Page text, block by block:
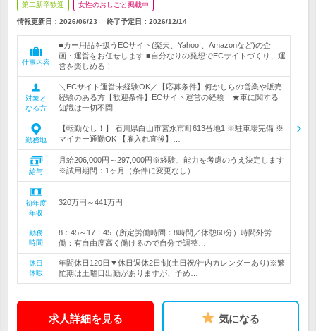
第二新卒歓迎 女性のおしごと掲載中
情報更新日：2026/06/23 終了予定日： 2026/12/14
仕事内容
■カー用品を扱うECサイト(楽天、Yahoo!、Amazonなど)の企
画・運営をお任せします ■自分なりの発想でECサイトづくり、運
営を楽しめる！
対象と
なる方
＼ECサイト運営未経験OK／【応募条件】何かしらの営業や販売
経験のある方【歓迎条件】ECサイト運営の経験 ★車に関する
知識は一切不問
勤務地
【転勤なし！】 石川県白山市宮永市町613番地1 ※駐車場完備 ※
マイカー通勤OK 【雇入れ直後】…
給与
月給206,000円～297,000円※経験、能力を考慮のうえ決定します
※試用期間：1ヶ月（条件に変更なし）
初年度
年収
320万円～441万円
勤務
時間
8：45～17：45（所定労働時間：8時間／休憩60分）時間外労
働：有自由度高く働けるので自分で調整…
休日
休暇
年間休日120日▼休日週休2日制(土日祝/社内カレンダーあり)※繁
忙期は土曜日出勤がありますが、予め…
求人詳細を見る 気になる